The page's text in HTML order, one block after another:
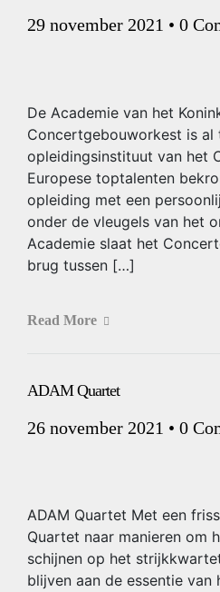
29 november 2021 • 0
De Academie van het
Concertgebouworkest is al
opleidingsinstituut van het
Europese toptalenten
opleiding met een
onder de vleugels van het
Academie slaat het
brug tussen […]
Read More
ADAM Quartet
26 november 2021 • 0
ADAM Quartet Met een
Quartet naar manieren om
schijnen op het
blijven aan de essentie van